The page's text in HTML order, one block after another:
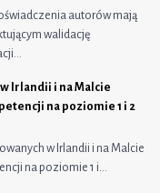
autorów mają
walidację
Irlandii i na Malcie
na poziomie 1 i 2
w Irlandii i na Malcie
na poziomie 1 i…